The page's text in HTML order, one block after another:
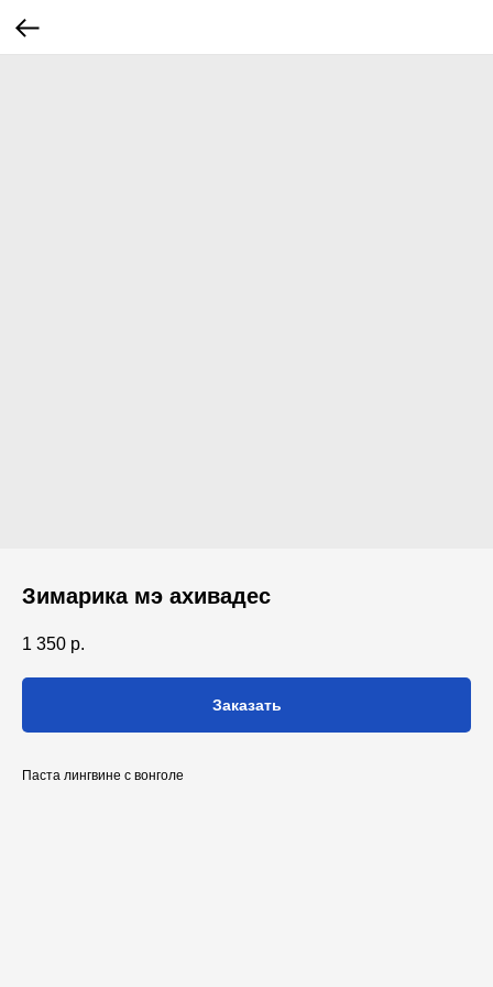
Зимарика мэ ахивадес
1 350 р.
Заказать
Паста лингвине с вонголе